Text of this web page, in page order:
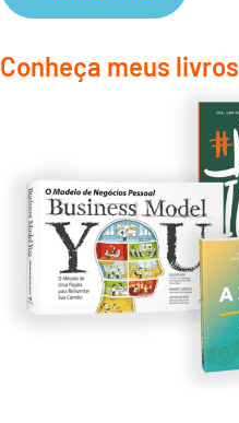
Conheça meus livros